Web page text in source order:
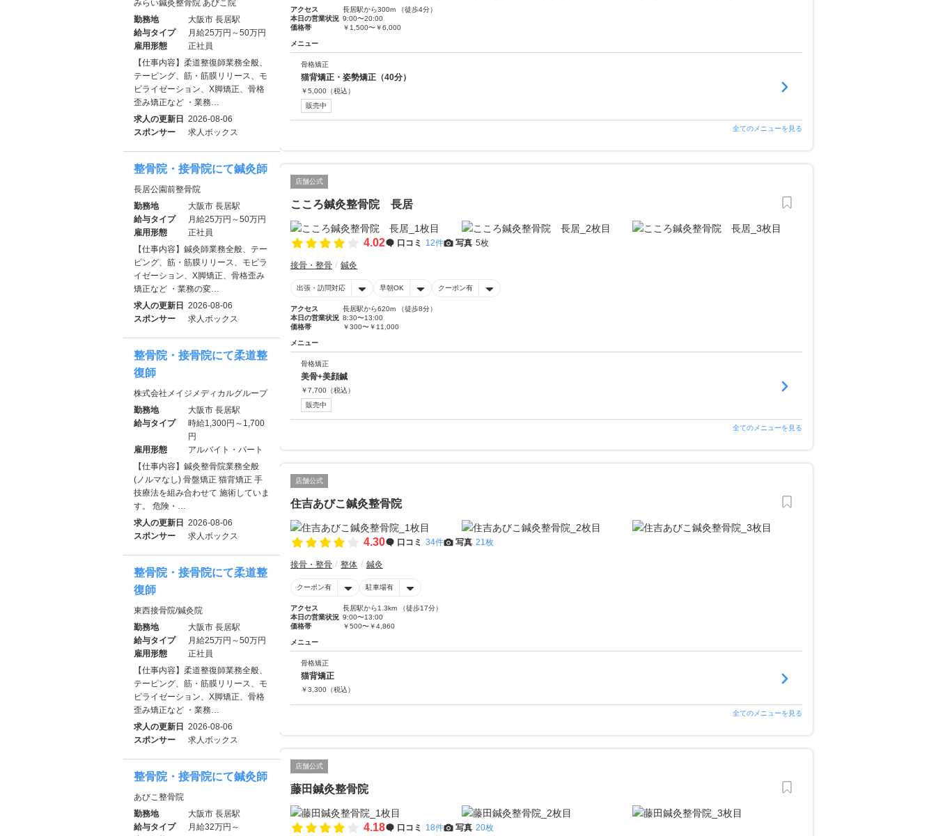
アクセス
長居駅から300m （徒歩4分）
本日の営業状況 9:00〜20:00
価格帯
￥1,500〜￥6,000
メニュー
骨格矯正
猫背矯正・姿勢矯正（40分）
￥5,000 （税込）
販売中
全てのメニューを見る
店舗公式
こころ鍼灸整骨院 長居
4.02 口コミ 12件 写真 5枚
接骨・整骨 鍼灸
出張・訪問対応 早朝OK クーポン有
アクセス
長居駅から620m （徒歩8分）
本日の営業状況 8:30〜13:00
価格帯
￥300〜￥11,000
メニュー
骨格矯正
美骨+美顔鍼
￥7,700 （税込）
販売中
全てのメニューを見る
店舗公式
住吉あびこ鍼灸整骨院
4.30 口コミ 34件 写真 21枚
接骨・整骨 整体 鍼灸
クーポン有 駐車場有
アクセス
長居駅から1.3km （徒歩17分）
本日の営業状況 9:00〜13:00
価格帯
￥500〜￥4,860
メニュー
骨格矯正
猫背矯正
￥3,300 （税込）
全てのメニューを見る
店舗公式
藤田鍼灸整骨院
4.18 口コミ 18件 写真 20枚
みらい鍼灸整骨院 あびこ院
勤務地
大阪市 長居駅
給与タイプ
月給25万円～50万円
雇用形態
正社員
【仕事内容】柔道整復師業務全般、
テーピング、筋・筋膜リリース、モ
ビライゼーション、X脚矯正、骨格
歪み矯正など ・業務…
求人の更新日 2026-08-06
スポンサー
求人ボックス
整骨院・接骨院にて鍼灸師
長居公園前整骨院
勤務地
大阪市 長居駅
給与タイプ
月給25万円～50万円
雇用形態
正社員
【仕事内容】鍼灸師業務全般、テー
ピング、筋・筋膜リリース、モビラ
イゼーション、X脚矯正、骨格歪み
矯正など ・業務の変…
求人の更新日 2026-08-06
スポンサー
求人ボックス
整骨院・接骨院にて柔道整
復師
株式会社メイジメディカルグループ
勤務地
大阪市 長居駅
給与タイプ
時給1,300円～1,700
円
雇用形態
アルバイト・パート
【仕事内容】鍼灸整骨院業務全般
(ノルマなし) 骨盤矯正 猫背矯正 手
技療法を組み合わせて 施術していま
す。 危険・…
求人の更新日 2026-08-06
スポンサー
求人ボックス
整骨院・接骨院にて柔道整
復師
東西接骨院/鍼灸院
勤務地
大阪市 長居駅
給与タイプ
月給25万円～50万円
雇用形態
正社員
【仕事内容】柔道整復師業務全般、
テーピング、筋・筋膜リリース、モ
ビライゼーション、X脚矯正、骨格
歪み矯正など ・業務…
求人の更新日 2026-08-06
スポンサー
求人ボックス
整骨院・接骨院にて鍼灸師
あびこ整骨院
勤務地
大阪市 長居駅
給与タイプ
月給32万円～